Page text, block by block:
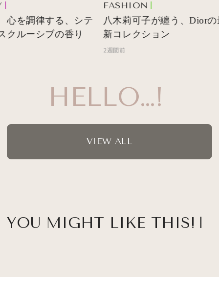
HELLO…!
を調律する、シテ
ルーシブの香り
FASHION
八木莉可子が纏う、Diorの最
新コレクション
2週間前
VIEW ALL
YOU MIGHT LIKE THIS!